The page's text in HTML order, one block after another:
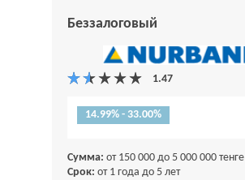
Беззалоговый
14.99% - 33.00%
Сумма: от 150 000 до 5 000 000 тенге
Срок: от 1 года до 5 лет